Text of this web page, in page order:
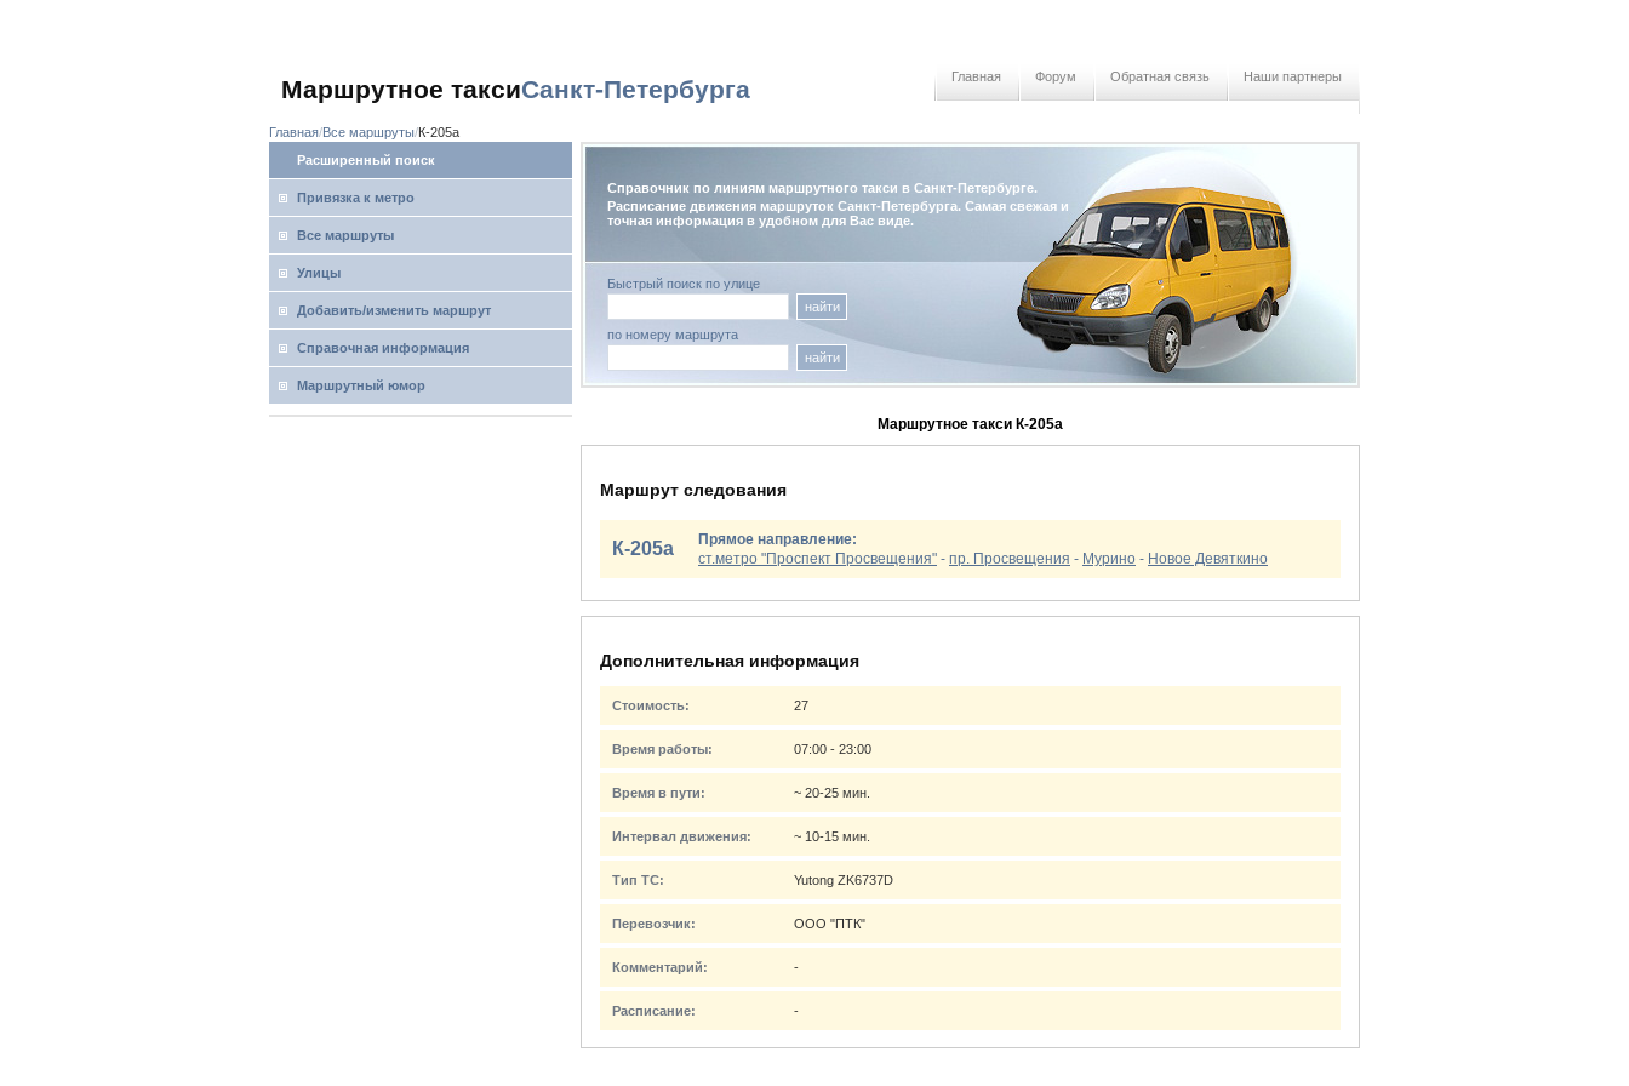
Маршрутное таксиСанкт-Петербурга Главная Форум Обратная связь Наши партнеры
Главная Все маршруты К-205а
Расширенный поиск
Привязка к метро
Все маршруты
Улицы
Добавить/изменить маршрут
Справочная информация
Маршрутный юмор
Справочник по линиям маршрутного такси в Санкт-Петербурге.
Расписание движения маршруток Санкт-Петербурга. Самая свежая и
точная информация в удобном для Вас виде.
Быстрый поиск по улице
найти
по номеру маршрута
найти
Маршрутное такси К-205а
Маршрут следования
К-205а
Прямое направление:
ст.метро "Проспект Просвещения" - пр. Просвещения - Мурино - Новое Девяткино
Дополнительная информация
Стоимость: 27
Время работы: 07:00 - 23:00
Время в пути: ~ 20-25 мин.
Интервал движения: ~ 10-15 мин.
Тип ТС: Yutong ZK6737D
Перевозчик: ООО "ПТК"
Комментарий: -
Расписание: -